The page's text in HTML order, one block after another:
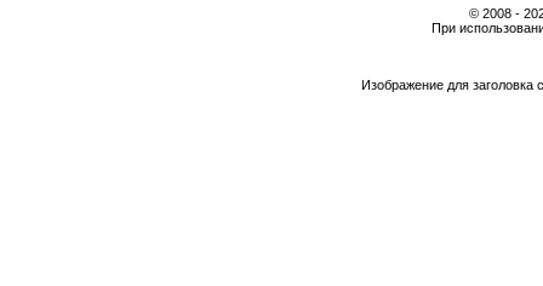
© 2008 -
При
Изображение для